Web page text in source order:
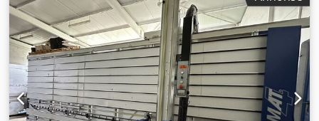
Slipebåndmål: 100 x 2240 mm - Slipebåndhastighet: 12 +
24 m/s - Slipemodul kan svinges - 2 stk magnetspennplater
Dkjdpfx Aeggbmajnrjr - Motorisert slipeavsug - Pneumatisk
tilkobling: 6 bar - Driftsspenning: 400 V - Plassbehov ca.: B
2500 x H 2000 x D 2000 mm - Vekt ca.: 1500 kg